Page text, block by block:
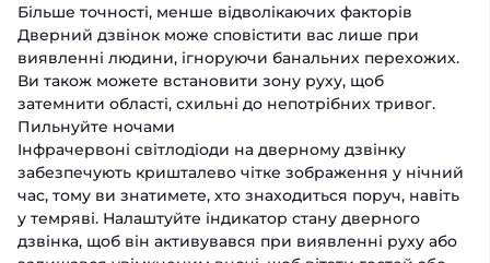
Більше точності, менше відволікаючих факторів
Дверний дзвінок може сповістити вас лише при
виявленні людини, ігноруючи банальних перехожих.
Ви також можете встановити зону руху, щоб
затемнити області, схильні до непотрібних тривог.
Пильнуйте ночами
Інфрачервоні світлодіоди на дверному дзвінку
забезпечують кришталево чітке зображення у нічний
час, тому ви знатимете, хто знаходиться поруч, навіть
у темряві. Налаштуйте індикатор стану дверного
дзвінка, щоб він активувався при виявленні руху або